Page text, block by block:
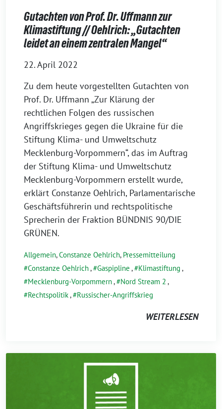
Gutachten von Prof. Dr. Uffmann zur
Klimastiftung // Oehlrich: „Gutachten
leidet an einem zentralen Mangel“
22. April 2022
Zu dem heute vorgestellten Gutachten von
Prof. Dr. Uffmann „Zur Klärung der
rechtlichen Folgen des russischen
Angriffskrieges gegen die Ukraine für die
Stiftung Klima- und Umweltschutz
Mecklenburg-Vorpommern“, das im Auftrag
der Stiftung Klima- und Umweltschutz
Mecklenburg-Vorpommern erstellt wurde,
erklärt Constanze Oehlrich, Parlamentarische
Geschäftsführerin und rechtspolitische
Sprecherin der Fraktion BÜNDNIS 90/DIE
GRÜNEN.
Allgemein,Constanze Oehlrich, Pressemitteilung
Constanze Oehlrich, Gaspipline , Klimastiftung ,
Mecklenburg-Vorpommern, Nord Stream 2 ,
Rechtspolitik, Russischer-Angriffskrieg
WEITERLESEN